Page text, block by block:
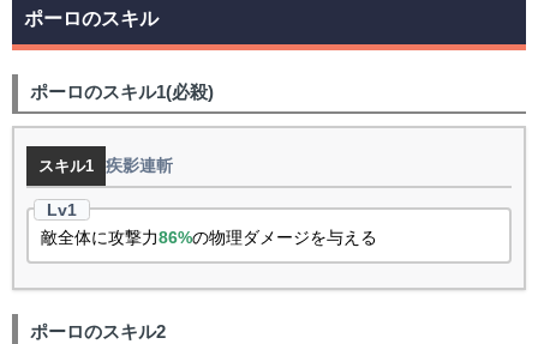
ポーロのスキル
ポーロのスキル1(必殺)
スキル1 疾影連斬
敵全体に攻撃力86%の物理ダメージを与える
ポーロのスキル2